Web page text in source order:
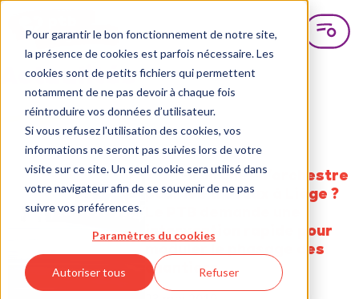
Pour garantir le bon fonctionnement de notre site,
la présence de cookies est parfois nécessaire. Les
cookies sont de petits fichiers qui permettent
notamment de ne pas devoir à chaque fois
réintroduire vos données d’utilisateur.
Si vous refusez l'utilisation des cookies, vos
informations ne seront pas suivies lors de votre
visite sur ce site. Un seul cookie sera utilisé dans
votre navigateur afin de se souvenir de ne pas
suivre vos préférences.
Paramètres du cookies
Autoriser tous Refuser
Actualités
Y a-t-il un chef d’orchestre
pour les travaux à Liège ?
intervention rapide pour
moduler le phasage des
chantiers